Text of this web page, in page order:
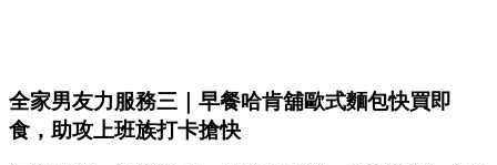
全家男友力服務三｜早餐哈肯舖歐式麵包快買即
食，助攻上班族打卡搶快